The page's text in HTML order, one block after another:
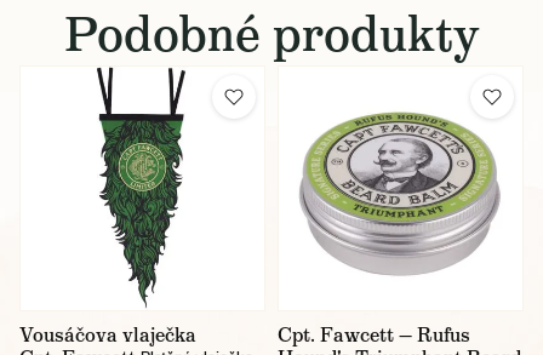
Podobné produkty
Vousáčova vlaječka
Cpt. Fawcett — Rufus